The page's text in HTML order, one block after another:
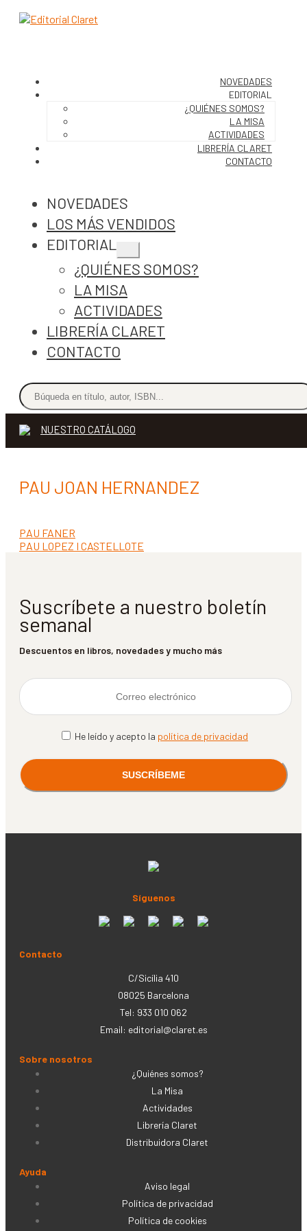
NOVEDADES
EDITORIAL
¿QUIÉNES SOMOS?
LA MISA
ACTIVIDADES
LIBRERÍA CLARET
CONTACTO
NOVEDADES
LOS MÁS VENDIDOS
EDITORIAL
Expandir
el
menú
¿QUIÉNES SOMOS?
LA MISA
ACTIVIDADES
LIBRERÍA CLARET
CONTACTO
NUESTRO CATÁLOGO
PAU JOAN HERNANDEZ
Navegación
de
Anterior:
PAU FANER
Siguiente:
PAU LOPEZ I CASTELLOTE
Suscríbete a nuestro boletín
semanal
Descuentos en libros, novedades y mucho más
He leído y acepto la política de privacidad
Síguenos
Contacto
C/Sicília 410
08025 Barcelona
Tel: 933 010 062
Email: editorial@claret.es
Sobre nosotros
¿Quiénes somos?
La Misa
Actividades
Librería Claret
Distribuidora Claret
Ayuda
Aviso legal
Política de privacidad
Política de cookies